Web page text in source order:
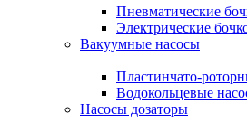
Пневматические
Электрические
Вакуумные насосы
Пластинчато-
Водокольцевые
Насосы дозаторы